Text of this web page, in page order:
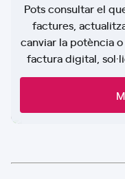
Pots consultar el
factures,
canviar la potència
factura digital,